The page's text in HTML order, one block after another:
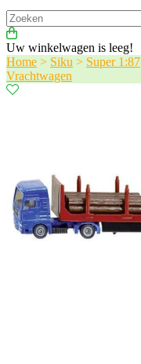
Uw winkelwagen is leeg!
Home > Siku > Super 1:87
Vrachtwagen